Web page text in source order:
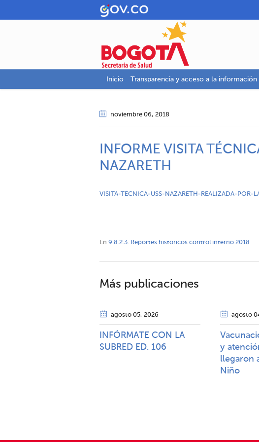
Inicio Transparencia y acceso a la
noviembre 06, 2018
INFORME VISITA
NAZARETH
VISITA-TECNICA-USS-NAZARETH-REALIZADA-POR-
En 9.8.2.3. Reportes historicos control interno 2018
Más publicaciones
agosto 05, 2026
INFÓRMATE CON LA
SUBRED ED. 106
agosto
y
llegaron
Niño